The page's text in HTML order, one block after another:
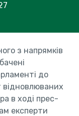
з напрямків
до
відновлюваних
в ході прес-
експерти